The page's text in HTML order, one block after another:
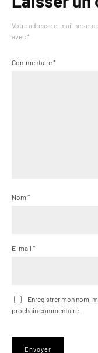
Votre adresse e-mail ne sera
avec *
Commentaire*
Nom *
E-mail *
Enregistrer mon nom,
prochain commentaire.